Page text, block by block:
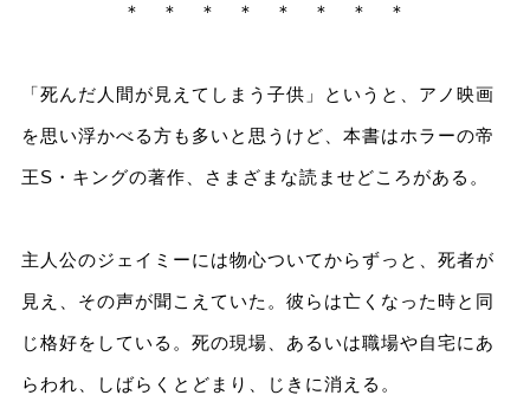
＊ ＊ ＊ ＊ ＊ ＊ ＊ ＊
「死んだ人間が見えてしまう子供」というと、アノ映画
を思い浮かべる方も多いと思うけど、本書はホラーの帝
王S・キングの著作、さまざまな読ませどころがある。
主人公のジェイミーには物心ついてからずっと、死者が
見え、その声が聞こえていた。彼らは亡くなった時と同
じ格好をしている。死の現場、あるいは職場や自宅にあ
らわれ、しばらくとどまり、じきに消える。